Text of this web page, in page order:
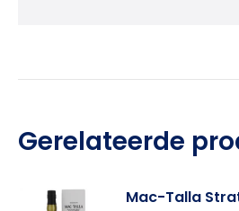
Gerelateerde
Mac-Talla